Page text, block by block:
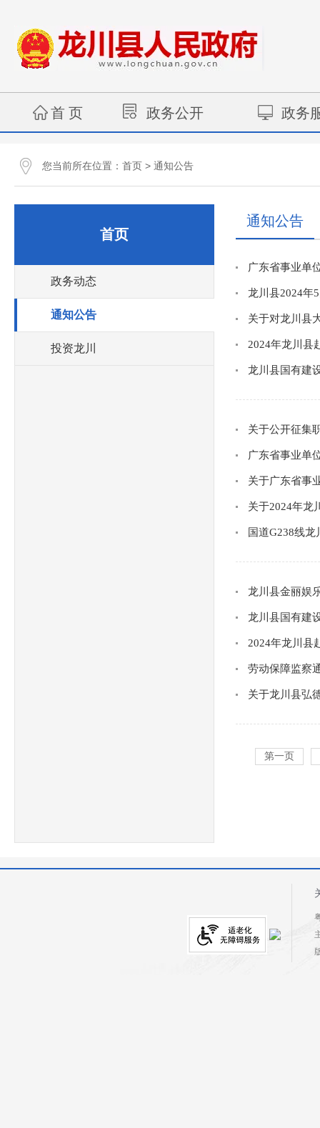
首 页 政务公开 政务
您当前所在位置： 首页 > 通知公告
首页
政务动态
通知公告
投资龙川
通知公告
广东省事业单
龙川县2024年
关于对龙川县
2024年龙川县
龙川县国有建
关于公开征集
广东省事业单
关于广东省事
关于2024年龙
国道G238线
龙川县金丽娱
龙川县国有建
2024年龙川县
劳动保障监察
关于龙川县弘
第一页